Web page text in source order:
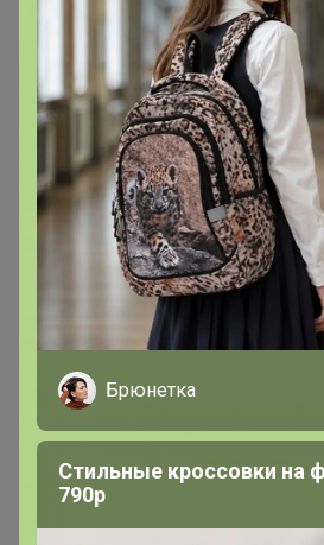
Самые желанные
Брюнетка
Стильные кроссовки на
790р